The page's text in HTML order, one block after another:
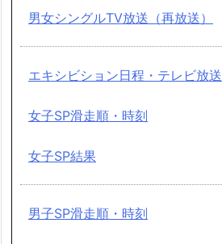
男女シングルTV放送（再放送）
エキシビション日程・テレビ放送
女子SP滑走順・時刻
女子SP結果
男子SP滑走順・時刻